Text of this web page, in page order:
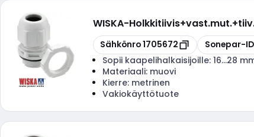
WISKA-
Kopioi
Sähkönro1705672 Kopioi
Sonepar-ID
Sopii kaapelihalkaisijoille: 16...28
Materiaali: muovi
Kierre: metrinen
Vakiokäyttötuote